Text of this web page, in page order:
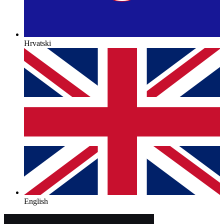
Hrvatski
English